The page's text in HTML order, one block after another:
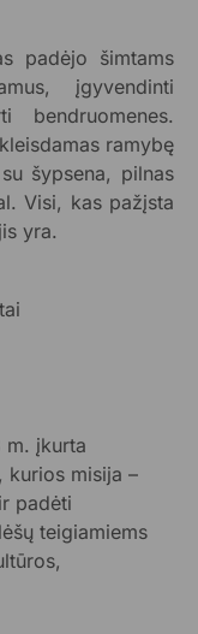
padėjo šimtams
įgyvendinti
bendruomenes.
ramybę
šypsena, pilnas
Visi, kas pažįsta
yra.
m. įkurta
kurios misija –
padėti
teigiamiems